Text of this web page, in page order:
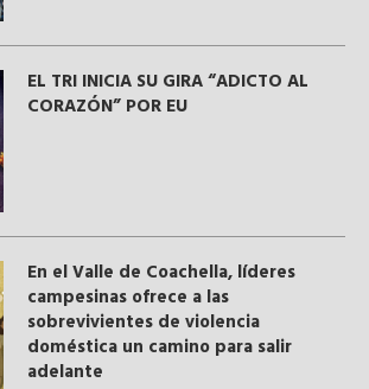
EL TRI INICIA SU GIRA “ADICTO AL
CORAZÓN” POR EU
En el Valle de Coachella, líderes
campesinas ofrece a las
sobrevivientes de violencia
doméstica un camino para salir
adelante